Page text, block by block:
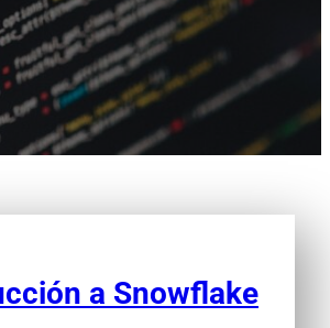
a Snowflake